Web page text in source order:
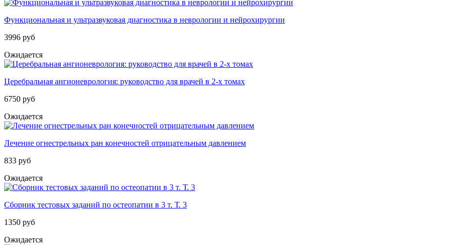
Функциональная и ультразвуковая диагностика в неврологии и нейрохирургии
3996 руб
Ожидается
Церебральная ангионеврология: руководство для врачей в 2-х томах
6750 руб
Ожидается
Лечение огнестрельных ран конечностей отрицательным давлением
833 руб
Ожидается
Сборник тестовых заданий по остеопатии в 3 т. Т. 3
1350 руб
Ожидается